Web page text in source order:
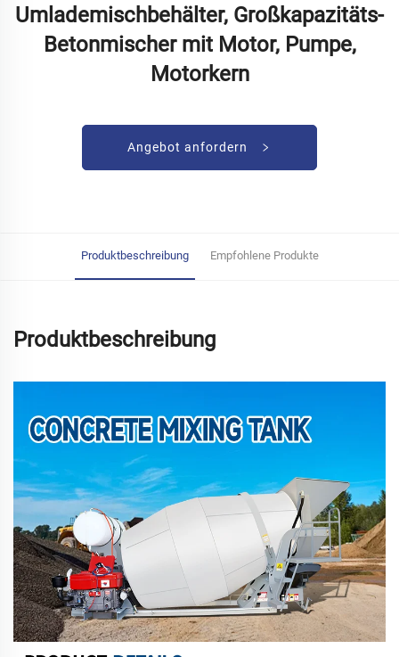
Umlademischbehälter, Großkapazitäts-
Betonmischer mit Motor, Pumpe,
Motorkern
Angebot anfordern
Produktbeschreibung Empfohlene Produkte
Produktbeschreibung